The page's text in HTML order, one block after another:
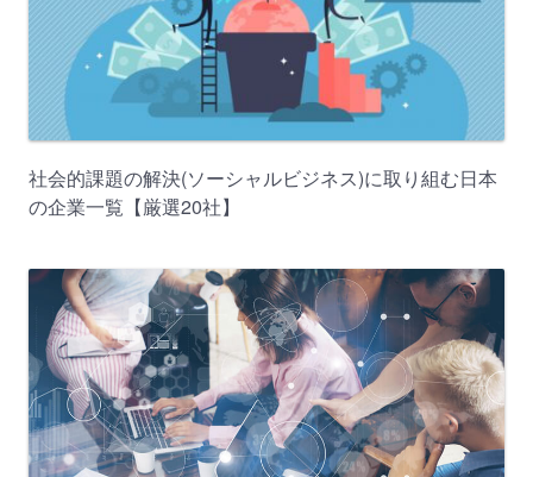
社会的課題の解決(ソーシャルビジネス)に取り組む日本
の企業一覧【厳選20社】